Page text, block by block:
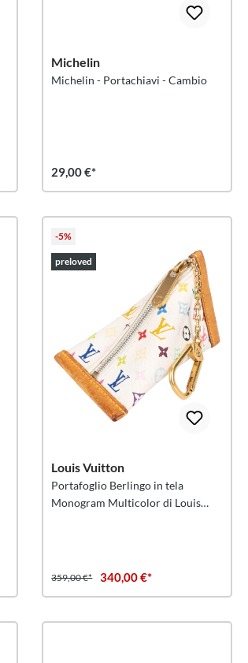
Michelin
Michelin - Portachiavi - Cambio
29,00 €*
-5%
preloved
Louis Vuitton
Portafoglio Berlingo in tela
Monogram Multicolor di Louis
359,00 €* 340,00 €*